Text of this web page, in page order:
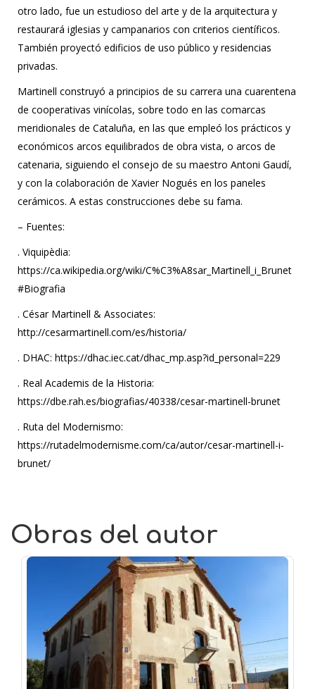
otro lado, fue un estudioso del arte y de la arquitectura y
restaurará iglesias y campanarios con criterios científicos.
También proyectó edificios de uso público y residencias
privadas.
Martinell construyó a principios de su carrera una cuarentena
de cooperativas vinícolas, sobre todo en las comarcas
meridionales de Cataluña, en las que empleó los prácticos y
económicos arcos equilibrados de obra vista, o arcos de
catenaria, siguiendo el consejo de su maestro Antoni Gaudí,
y con la colaboración de Xavier Nogués en los paneles
cerámicos. A estas construcciones debe su fama.
– Fuentes:
. Viquipèdia:
https://ca.wikipedia.org/wiki/C%C3%A8sar_Martinell_i_Brunet
#Biografia
. César Martinell & Associates:
http://cesarmartinell.com/es/historia/
. DHAC: https://dhac.iec.cat/dhac_mp.asp?id_personal=229
. Real Academis de la Historia:
https://dbe.rah.es/biografias/40338/cesar-martinell-brunet
. Ruta del Modernismo:
https://rutadelmodernisme.com/ca/autor/cesar-martinell-i-
brunet/
Obras del autor